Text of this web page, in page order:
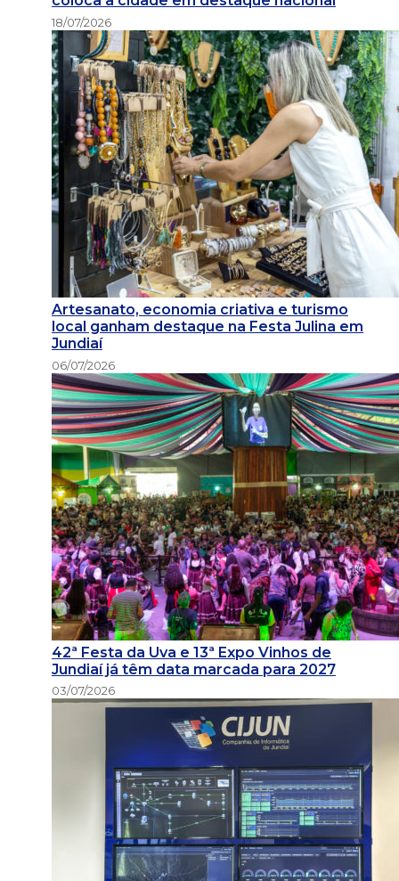
18/07/2026
Artesanato, economia criativa e turismo
local ganham destaque na Festa Julina em
Jundiaí
06/07/2026
42ª Festa da Uva e 13ª Expo Vinhos de
Jundiaí já têm data marcada para 2027
03/07/2026